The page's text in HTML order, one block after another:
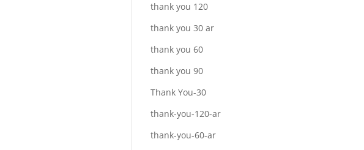
thank you 120
thank you 30 ar
thank you 60
thank you 90
Thank You-30
thank-you-120-ar
thank-you-60-ar